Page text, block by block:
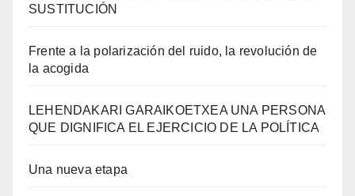
SUSTITUCIÓN
Frente a la polarización del ruido, la revolución de
la acogida
LEHENDAKARI GARAIKOETXEA UNA PERSONA
QUE DIGNIFICA EL EJERCICIO DE LA POLÍTICA
Una nueva etapa